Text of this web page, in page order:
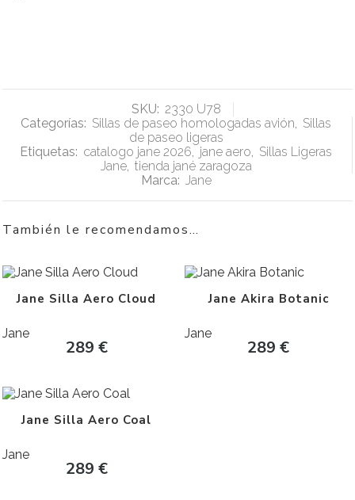
SKU: 2330 U78
Categorías: Sillas de paseo homologadas avión, Sillas
de paseo ligeras
Etiquetas: catalogo jane 2026, jane aero, Sillas Ligeras
Jane, tienda jané zaragoza
Marca: Jane
También le recomendamos…
Jane Silla Aero Cloud
Jane
289 €
Jane Akira Botanic
Jane
289€
Jane Silla Aero Coal
Jane
289 €